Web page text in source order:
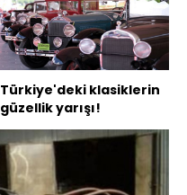
Türkiye'deki klasiklerin
güzellik yarışı!